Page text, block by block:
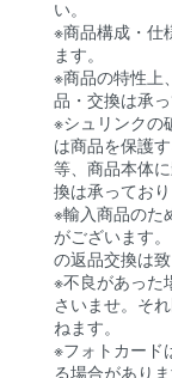
い。
※商品構成・仕
ます。
※商品の特性上
品・交換は承っ
※シュリンクの
は商品を保護
等、商品本体
換は承っており
※輸入商品のた
がございます
の返品交換は
※不良があった
さいませ。そ
ねます。
※フォトカード